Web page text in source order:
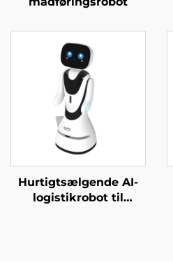
Hurtigtsælgende AI-
logistikrobot til